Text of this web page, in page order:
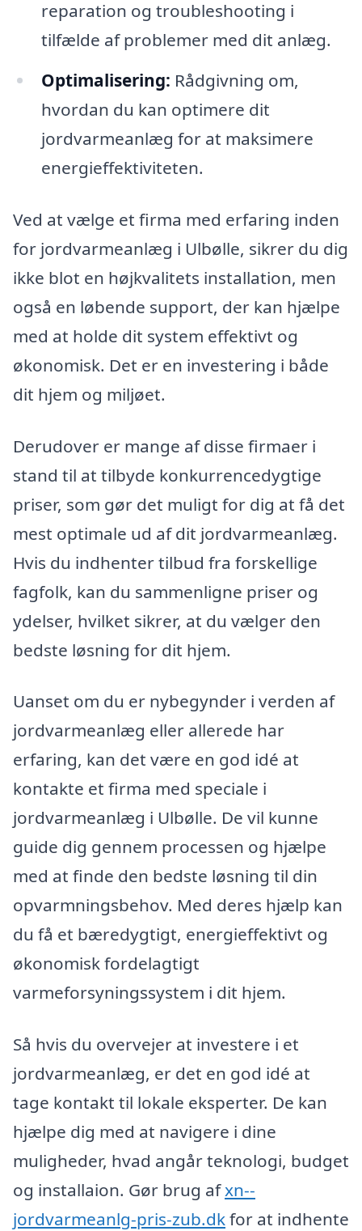
reparation og troubleshooting i
tilfælde af problemer med dit anlæg.
Optimalisering: Rådgivning om,
hvordan du kan optimere dit
jordvarmeanlæg for at maksimere
energieffektiviteten.
Ved at vælge et firma med erfaring inden
for jordvarmeanlæg i Ulbølle, sikrer du dig
ikke blot en højkvalitets installation, men
også en løbende support, der kan hjælpe
med at holde dit system effektivt og
økonomisk. Det er en investering i både
dit hjem og miljøet.
Derudover er mange af disse firmaer i
stand til at tilbyde konkurrencedygtige
priser, som gør det muligt for dig at få det
mest optimale ud af dit jordvarmeanlæg.
Hvis du indhenter tilbud fra forskellige
fagfolk, kan du sammenligne priser og
ydelser, hvilket sikrer, at du vælger den
bedste løsning for dit hjem.
Uanset om du er nybegynder i verden af
jordvarmeanlæg eller allerede har
erfaring, kan det være en god idé at
kontakte et firma med speciale i
jordvarmeanlæg i Ulbølle. De vil kunne
guide dig gennem processen og hjælpe
med at finde den bedste løsning til din
opvarmningsbehov. Med deres hjælp kan
du få et bæredygtigt, energieffektivt og
økonomisk fordelagtigt
varmeforsyningssystem i dit hjem.
Så hvis du overvejer at investere i et
jordvarmeanlæg, er det en god idé at
tage kontakt til lokale eksperter. De kan
hjælpe dig med at navigere i dine
muligheder, hvad angår teknologi, budget
og installaion. Gør brug afxn--
jordvarmeanlg-pris-zub.dkfor at indhente